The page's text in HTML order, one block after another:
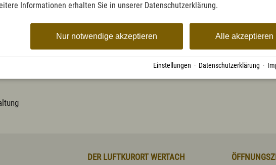
& Tourist-Info
DER LUFTKURORT WERTACH
Informationen erhalten Sie in unserer Datenschutzerklärung.
Alle akzeptieren
Nur notwendige akzeptieren
Einstellungen · Datenschutzerklärung ·